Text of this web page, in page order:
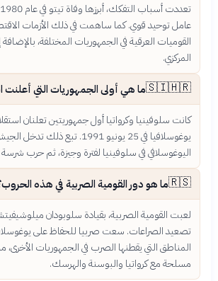
عامل توحيد قوي. كما ساهمت في ذلك الأزمات
القوميات العرقية في الجمهوريات المختلفة،
المركزي.
🇸🇮🇭🇷ما هي أولى الجمهوريات التي أعلنت
كانت سلوفينيا وكرواتيا أول جمهوريتين تعلنان
يوغوسلافيا في 25 يونيو 1991. تبع ذلك
اليوغوسلافي في سلوفينيا لفترة وجيزة، ثم حرب شرسة
🇷🇸ما هو دور القومية الصربية في هذه
لعبت القومية الصربية، بقيادة سلوبودان
تصعيد الصراعات. سعت صربيا للحفاظ على
المناطق التي يقطنها الصرب في الجمهوريات الأخرى،
مسلحة مع كرواتيا والبوسنة والهرسك.